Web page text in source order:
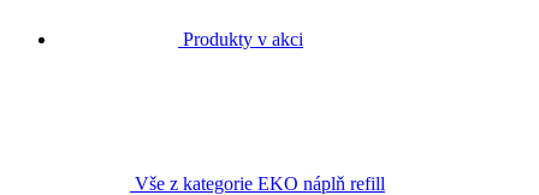
Produkty v akci
Vše z kategorie EKO náplň refill